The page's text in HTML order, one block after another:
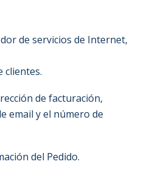
de servicios de Internet,
clientes.
de facturación,
email y el número de
del Pedido.